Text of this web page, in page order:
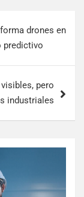
drones en
predictivo
pero
industriales